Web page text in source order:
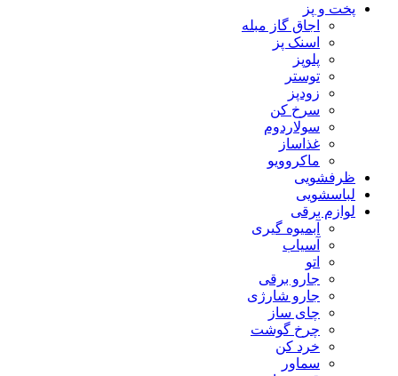
پخت و پز
اجاق گاز مبله
اسنک پز
پلوپز
توستر
زودپز
سرخ کن
سولاردوم
غذاساز
ماکروویو
ظرفشویی
لباسشویی
لوازم برقی
آبمیوه گیری
آسیاب
اتو
جارو برقی
جارو شارژی
چای ساز
چرخ گوشت
خرد کن
سماور